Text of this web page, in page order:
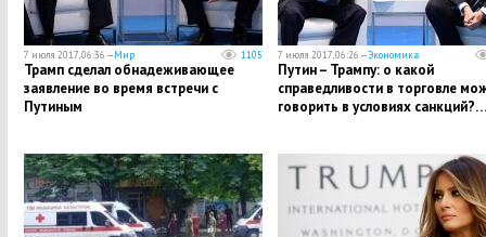
7 июля 2017, 06:36 —Мир 1105
Трамп сделал обнадеживающее
заявление во время встречи с
Путиным
7 июля 2017, 06:26 —Экономика
Путин – Трампу: о какой
справедливости в торговле
говорить в условиях санкций?…